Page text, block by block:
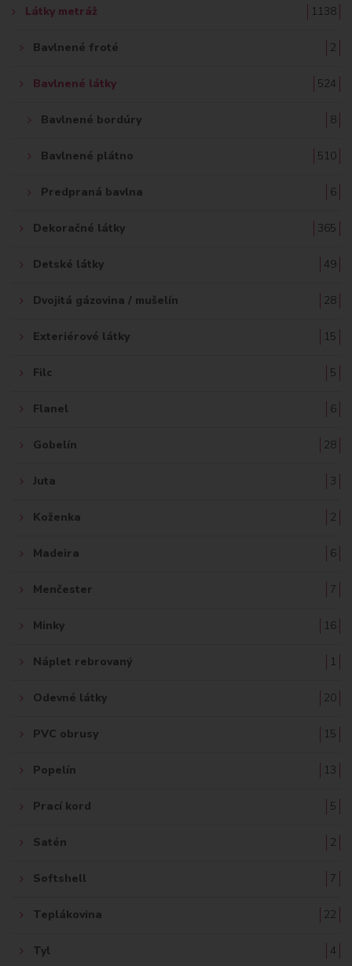
Látky metráž 1138
Bavlnené froté 2
Bavlnené látky 524
Bavlnené bordúry 8
Bavlnené plátno 510
Predpraná bavlna 6
Dekoračné látky 365
Detské látky 49
Dvojitá gázovina / mušelín 28
Exteriérové látky 15
Filc 5
Flanel 6
Gobelín 28
Juta 3
Koženka 2
Madeira 6
Menčester 7
Minky 16
Náplet rebrovaný 1
Odevné látky 20
PVC obrusy 15
Popelín 13
Prací kord 5
Satén 2
Softshell 7
Teplákovina 22
Tyl 4